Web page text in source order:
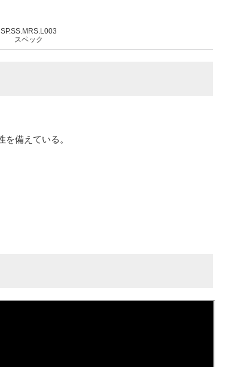
SP.SS.MRS.L003
スペック
備えている。